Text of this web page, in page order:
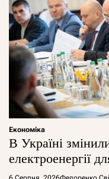
Економіка
В Україні
електроенергії